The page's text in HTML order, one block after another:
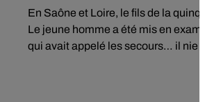
En Saône et Loire, le fils de la
Le jeune homme a été mis en
qui avait appelé les secours… il nie